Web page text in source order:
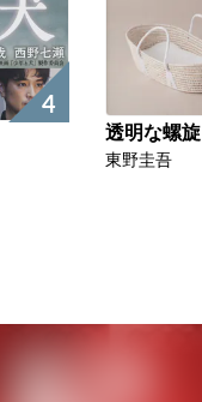
4
透明な螺旋
東野圭吾